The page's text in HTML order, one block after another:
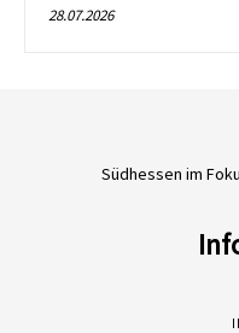
28.07.2026
Südhessen im